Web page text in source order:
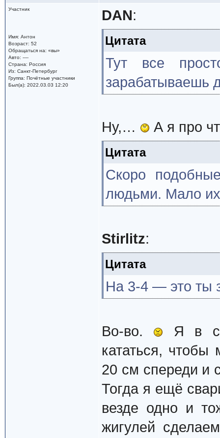
Участник
Имя: Антон
Возраст: 52
Обращаться на: «вы»
Авто: ----
Страна: Россия
Из: Санкт-Петербург
Группа: Почётные участники
Был(а): 2022.03.03 12:20
DAN:
Цитата
Тут все
зарабатываешь
Ну,… А я про
Цитата
Скоро
людьми. Мало
Stirlitz:
Цитата
На 3-4 — это ты
Во-во.
Я в
кататься,
20 см спереди и
Тогда я ещё
везде одно и
жигулей